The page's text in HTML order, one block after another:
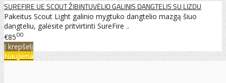
SUREFIRE UE SCOUT ŽIBINTUVĖLIO GALINIS DANGTELIS SU LIZDU
Pakeitus Scout Light galinio mygtuko dangtelio mazgą šiuo
dangteliu, galėsite pritvirtinti SureFire ..
€8500
Į krepšelį
Naujiena